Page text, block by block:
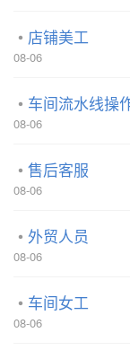
店铺美工
08-06
车间流水线操
08-06
售后客服
08-06
外贸人员
08-06
车间女工
08-06